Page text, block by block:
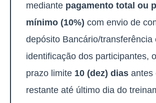
mediante pagamento total ou
mínimo (10%) com envio de
depósito Bancário/transferência
identificação dos participantes,
prazo limite 10 (dez) dias antes
restante até último dia do